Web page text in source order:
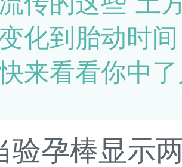
化到胎动时
来看看你中
棒显示两